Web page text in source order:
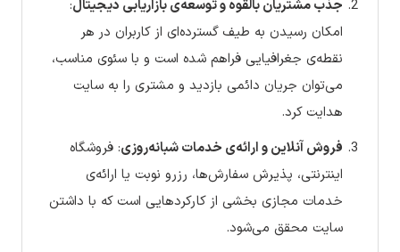
جذب مشتریان بالقوه و توسعه‌ی بازاریابی دیجیتال:
امکان رسیدن به طیف گسترده‌ای از کاربران در هر
نقطه‌ی جغرافیایی فراهم شده است و با سئوی مناسب،
می‌توان جریان دائمی بازدید و مشتری را به سایت
هدایت کرد.
فروش آنلاین و ارائه‌ی خدمات شبانه‌روزی: فروشگاه
اینترنتی، پذیرش سفارش‌ها، رزرو نوبت یا ارائه‌ی
خدمات مجازی بخشی از کارکردهایی است که با داشتن
سایت محقق می‌شود.